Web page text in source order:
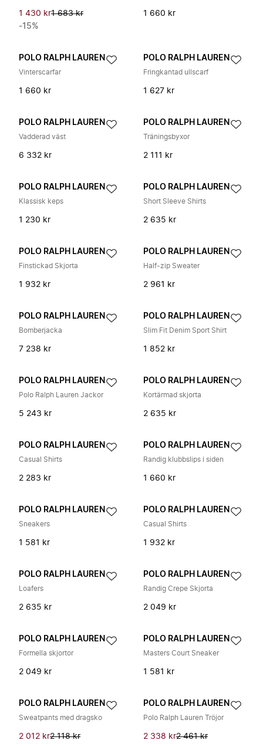
1 430 kr1 683 kr
-15%
1 660 kr
POLO RALPH LAUREN
Vinterscarfar
1 660 kr
POLO RALPH LAUREN
Fringkantad ullscarf
1 627 kr
POLO RALPH LAUREN
Vadderad väst
6 332 kr
POLO RALPH LAUREN
Träningsbyxor
2 111 kr
POLO RALPH LAUREN
Klassisk keps
1 230 kr
POLO RALPH LAUREN
Short Sleeve Shirts
2 635 kr
POLO RALPH LAUREN
Finstickad Skjorta
1 932 kr
POLO RALPH LAUREN
Half-zip Sweater
2 961 kr
POLO RALPH LAUREN
Bomberjacka
7 238 kr
POLO RALPH LAUREN
Slim Fit Denim Sport Shirt
1 852 kr
POLO RALPH LAUREN
Polo Ralph Lauren Jackor
5 243 kr
POLO RALPH LAUREN
Kortärmad skjorta
2 635 kr
POLO RALPH LAUREN
Casual Shirts
2 283 kr
POLO RALPH LAUREN
Randig klubbslips i siden
1 660 kr
POLO RALPH LAUREN
Sneakers
1 581 kr
POLO RALPH LAUREN
Casual Shirts
1 932 kr
POLO RALPH LAUREN
Loafers
2 635 kr
POLO RALPH LAUREN
Randig Crepe Skjorta
2 049 kr
POLO RALPH LAUREN
Formella skjortor
2 049 kr
POLO RALPH LAUREN
Masters Court Sneaker
1 581 kr
POLO RALPH LAUREN
Sweatpants med dragsko
2 012 kr2 118 kr
POLO RALPH LAUREN
Polo Ralph Lauren Tröjor
2 338 kr2 461 kr